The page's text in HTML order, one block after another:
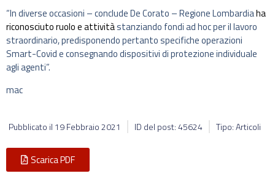
“In diverse occasioni – conclude De Corato – Regione Lombardiaha
riconosciuto ruolo e attivitàstanziando fondi ad hoc per il lavoro
straordinario, predisponendo pertanto specifiche operazioni
Smart-Covid e consegnando dispositivi di protezione individuale
agli agenti”.
mac
Pubblicato il 19 Febbraio 2021 ID del post: 45624 Tipo: Articoli
Scarica PDF